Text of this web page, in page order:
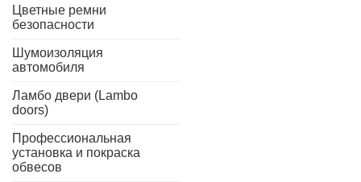
Цветные ремни
безопасности
Шумоизоляция
автомобиля
Ламбо двери (Lambo
doors)
Профессиональная
установка и покраска
обвесов